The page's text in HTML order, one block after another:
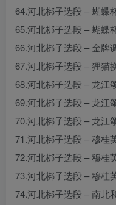
64.河北梆子选段 – 蝴蝶
65.河北梆子选段 – 蝴蝶
66.河北梆子选段 – 金牌
67.河北梆子选段 – 狸猫
68.河北梆子选段 – 龙江
69.河北梆子选段 – 龙江
70.河北梆子选段 – 龙江
71.河北梆子选段 – 穆桂
72.河北梆子选段 – 穆桂
73.河北梆子选段 – 穆桂
74.河北梆子选段 – 南北